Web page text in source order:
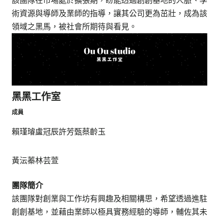
術資源與導師及業師的指導，讓其公司更為茁壯，成為該
領域之黑馬，被社會所期待與看見。
黑黑工作室
成員
賴瑾璿盧冠辰許芳甄蔡齡玉
黃沄蓁林芸萱
團隊簡介
該團隊對創業與工作坊有興趣及相關構思，希望透過進駐
創創基地，並藉由業師以極具實務經驗的導師，輔佐其未